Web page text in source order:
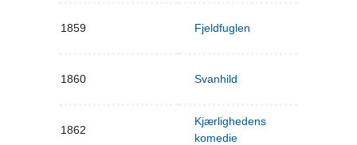
1859 Fjeldfuglen
1860 Svanhild
1862
Kjærlighedens
komedie